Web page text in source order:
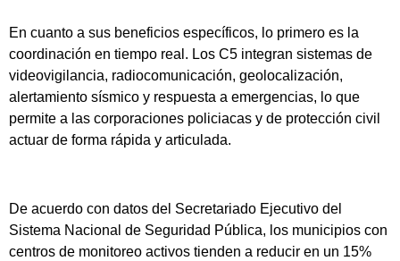
En cuanto a sus beneficios específicos, lo primero es la
coordinación en tiempo real. Los C5 integran sistemas de
videovigilancia, radiocomunicación, geolocalización,
alertamiento sísmico y respuesta a emergencias, lo que
permite a las corporaciones policiacas y de protección civil
actuar de forma rápida y articulada.
De acuerdo con datos del Secretariado Ejecutivo del
Sistema Nacional de Seguridad Pública, los municipios con
centros de monitoreo activos tienden a reducir en un 15%